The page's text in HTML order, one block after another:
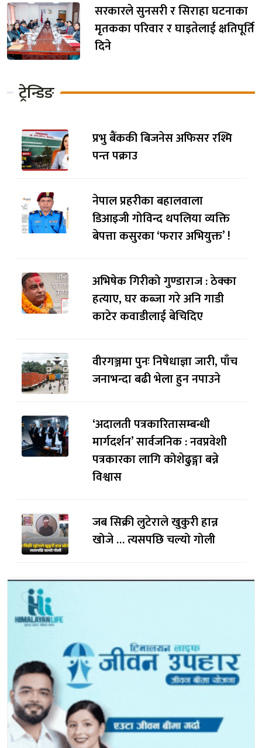
सरकारले सुनसरी र सिराहा घटनाका
मृतकका परिवार र घाइतेलाई क्षतिपूर्ति
दिने
ट्रेन्डिङ
प्रभु बैंककी बिजनेस अफिसर रश्मि
पन्त पक्राउ
नेपाल प्रहरीका बहालवाला
डिआइजी गोविन्द थपलिया व्यक्ति
बेपत्ता कसुरका ‘फरार अभियुक्त’ !
अभिषेक गिरीको गुण्डाराज : ठेक्का
हत्याए, घर कब्जा गरे अनि गाडी
काटेर कवाडीलाई बेचिदिए
वीरगञ्जमा पुनः निषेधाज्ञा जारी, पाँच
जनाभन्दा बढी भेला हुन नपाउने
‘अदालती पत्रकारितासम्बन्धी
मार्गदर्शन’ सार्वजनिक : नवप्रवेशी
पत्रकारका लागि कोशेढुङ्गा बन्ने
विश्वास
जब सिक्री लुटेराले खुकुरी हान्न
खोजे … त्यसपछि चल्यो गोली